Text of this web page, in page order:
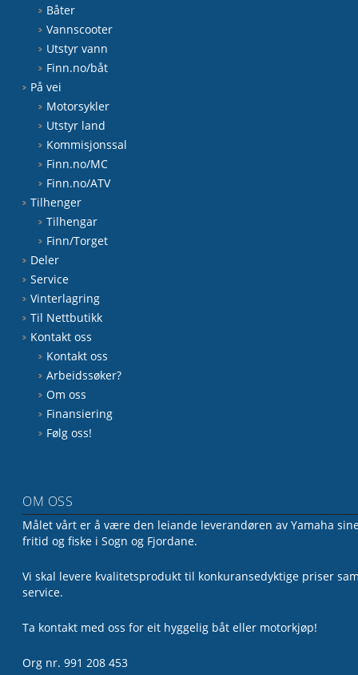
Båter
Vannscooter
Utstyr vann
Finn.no/båt
På vei
Motorsykler
Utstyr land
Kommisjonssal
Finn.no/MC
Finn.no/ATV
Tilhenger
Tilhengar
Finn/Torget
Deler
Service
Vinterlagring
Til Nettbutikk
Kontakt oss
Kontakt oss
Arbeidssøker?
Om oss
Finansiering
Følg oss!
OM OSS
Målet vårt er å være den leiande leverandøren av Yamaha
fritid og fiske i Sogn og Fjordane.
Vi skal levere kvalitetsprodukt til konkuransedyktige priser
service.
Ta kontakt med oss for eit hyggelig båt eller motorkjøp!
Org nr. 991 208 453